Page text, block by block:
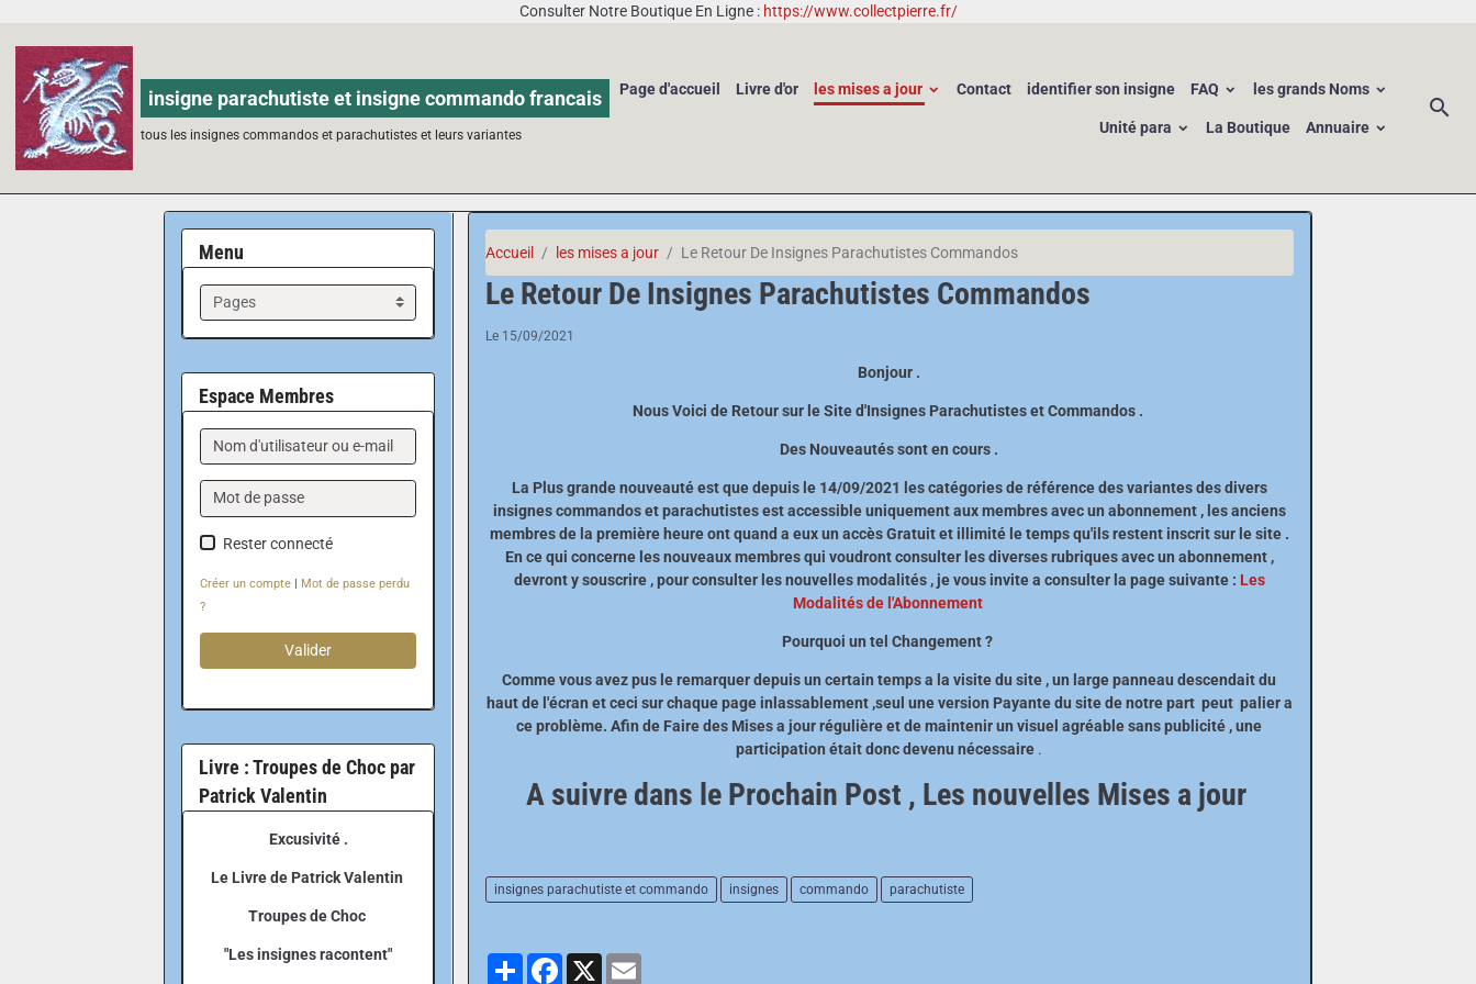
Consulter Notre Boutique En Ligne :https://www.collectpierre.fr/
insigne parachutiste et insigne commando francais
tous les insignes commandos et parachutistes et leurs variantes
Page d'accueil Livre d'or les mises a jour Contact identifier son insigne FAQ les grands Noms
Unité para La Boutique Annuaire
Accueil les mises a jour Le Retour De Insignes Parachutistes Commandos
Le Retour De Insignes Parachutistes Commandos
Le 15/09/2021
Bonjour .
Nous Voici de Retour sur le Site d'Insignes Parachutistes et Commandos .
Des Nouveautés sont en cours .
La Plus grande nouveauté est que depuis le 14/09/2021 les catégories de référence des variantes des divers
insignes commandos et parachutistes est accessible uniquement aux membres avec un abonnement , les anciens
membres de la première heure ont quand a eux un accès Gratuit et illimité le temps qu'ils restent inscrit sur le site .
En ce qui concerne les nouveaux membres qui voudront consulter les diverses rubriques avec un abonnement ,
devront y souscrire , pour consulter les nouvelles modalités , je vous invite a consulter la page suivante : Les
Modalités de l'Abonnement
Pourquoi un tel Changement ?
Comme vous avez pus le remarquer depuis un certain temps a la visite du site , un large panneau descendait du
haut de l'écran et ceci sur chaque page inlassablement ,seul une version Payante du site de notre part peut palier a
ce problème. Afin de Faire des Mises a jour régulière et de maintenir un visuel agréable sans publicité , une
participation était donc devenu nécessaire .
A suivre dans le Prochain Post , Les nouvelles Mises a jour
insignes parachutiste et commando insignes commando parachutiste
PartagerFacebook
X
Menu
Espace Membres
Rester connecté
Créer un compte | Mot de passe perdu
?
Valider
Livre : Troupes de Choc par
Patrick Valentin
Excusivité .
Le Livre de Patrick Valentin
Troupes de Choc
"Les insignes racontent"